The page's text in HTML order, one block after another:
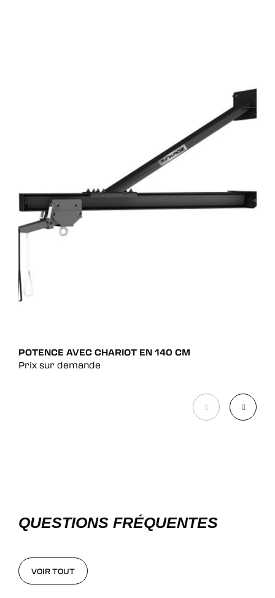
POTENCE AVEC CHARIOT EN 140 CM
Prix sur demande
QUESTIONS FRÉQUENTES
VOIR TOUT